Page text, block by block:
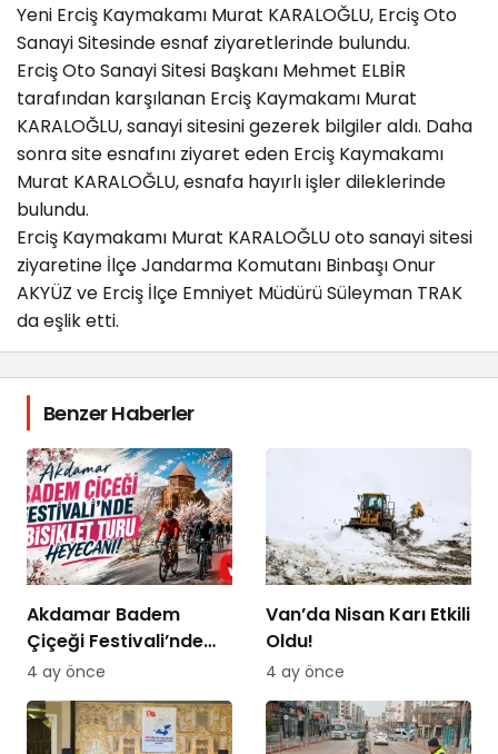
Yeni Erciş Kaymakamı Murat KARALOĞLU, Erciş Oto
Sanayi Sitesinde esnaf ziyaretlerinde bulundu.
Erciş Oto Sanayi Sitesi Başkanı Mehmet ELBİR
tarafından karşılanan Erciş Kaymakamı Murat
KARALOĞLU, sanayi sitesini gezerek bilgiler aldı. Daha
sonra site esnafını ziyaret eden Erciş Kaymakamı
Murat KARALOĞLU, esnafa hayırlı işler dileklerinde
bulundu.
Erciş Kaymakamı Murat KARALOĞLU oto sanayi sitesi
ziyaretine İlçe Jandarma Komutanı Binbaşı Onur
AKYÜZ ve Erciş İlçe Emniyet Müdürü Süleyman TRAK
da eşlik etti.
Benzer Haberler
Akdamar Badem
Çiçeği Festivali’nde
Bisiklet Turu Heyecanı
4 ay önce
Van’da Nisan Karı Etkili
Oldu!
4 ay önce